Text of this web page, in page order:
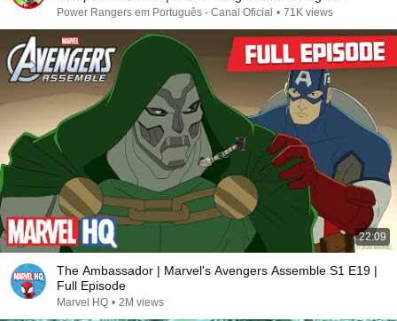
Power Rangers em Português - Canal Oficial • 71K views
22:09
The Ambassador | Marvel's Avengers Assemble S1 E19 |
Full Episode
Marvel HQ • 2M views